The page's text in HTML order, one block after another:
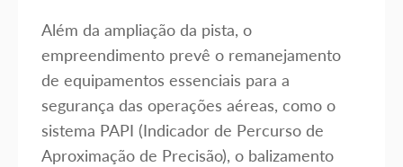
Além da ampliação da pista, o
empreendimento prevê o remanejamento
de equipamentos essenciais para a
segurança das operações aéreas, como o
sistema PAPI (Indicador de Percurso de
Aproximação de Precisão), o balizamento